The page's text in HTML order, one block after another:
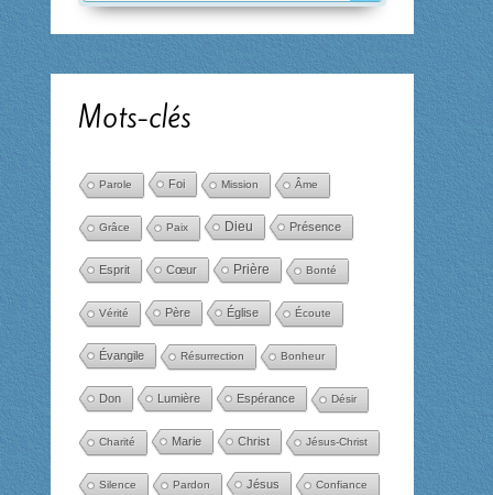
Mots-clés
Parole Foi Mission Âme
Grâce Paix Dieu Présence
Esprit Cœur Prière Bonté
Vérité Père Église Écoute
Évangile Résurrection Bonheur
Don Lumière Espérance Désir
Charité Marie Christ Jésus-Christ
Silence Pardon Jésus Confiance